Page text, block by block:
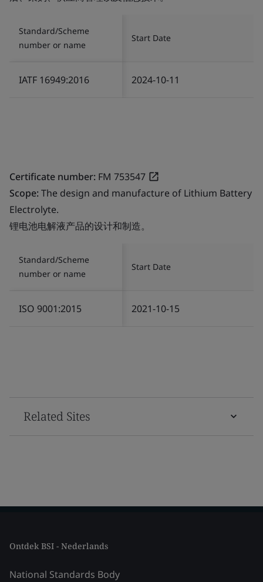
Standard/Scheme
number or name
Start Date
IATF 16949:2016 2024-10-11
Certificate number: FM 753547
Scope:The design and manufacture of Lithium Battery
Electrolyte.
锂电池电解液产品的设计和制造。
Standard/Scheme
number or name
Start Date
ISO 9001:2015 2021-10-15
Related Sites
Ontdek BSI - Nederlands
National Standards Body